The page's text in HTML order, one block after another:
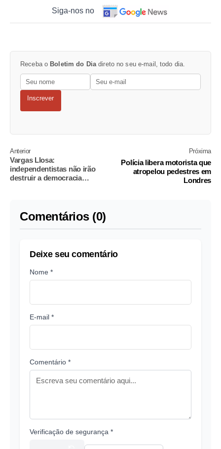
Siga-nos no
Receba o Boletim do Dia direto no seu e-mail, todo dia.
Inscrever
Anterior
Vargas Llosa:
independentistas não irão
destruir a democracia
Próxima
Polícia libera motorista que
atropelou pedestres em
Londres
Comentários (0)
Deixe seu comentário
Nome *
E-mail *
Comentário *
Verificação de segurança *